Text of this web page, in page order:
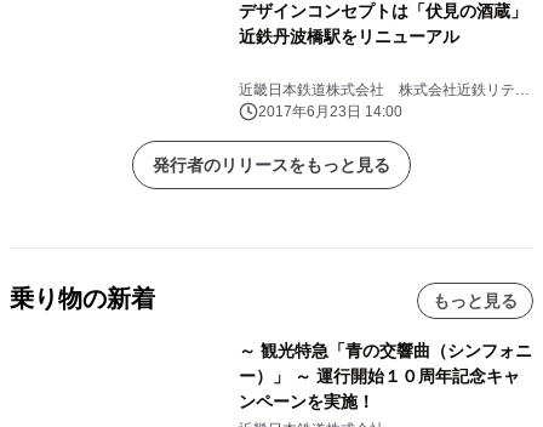
デザインコンセプトは「伏見の酒蔵」
近鉄丹波橋駅をリニューアル
近畿日本鉄道株式会社 株式会社近鉄リテー
リング2017年6月23日 14:00
発行者のリリースをもっと見る
乗り物の新着 もっと見る
～ 観光特急「青の交響曲（シンフォニ
ー）」 ～ 運行開始１０周年記念キャ
ンペーンを実施！